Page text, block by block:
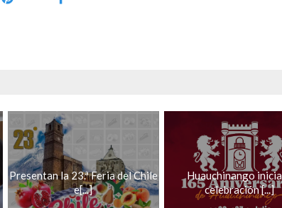
Presentan la 23.ª Feria del Chile
e[...]
Huauchinango
celebración [...]